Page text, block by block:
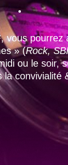
vous
» (Rock,
ou le
la